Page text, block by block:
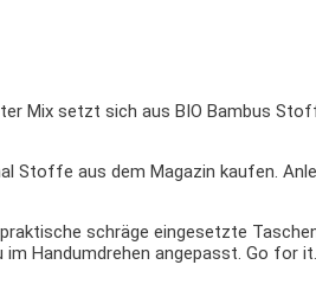
Mix setzt sich aus BIO Bambus
Stoffe aus dem Magazin kaufen.
schräge eingesetzte
im Handumdrehen angepasst. Go for it.